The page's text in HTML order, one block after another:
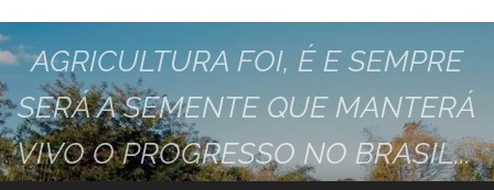
AGRICULTURA FOI, É E SEMPRE
SERÁ A SEMENTE QUE MANTERÁ
VIVO O PROGRESSO NO BRASIL...